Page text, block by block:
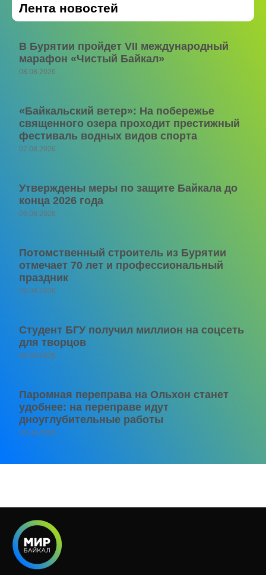
Лента новостей
В Бурятии пройдет VII международный
марафон «Чистый Байкал»
08.08.2026
«Байкальский ветер»: На побережье
священного озера проходит престижный
фестиваль водных видов спорта
07.08.2026
Утверждены меры по защите Байкала до
конца 2026 года
06.08.2026
Потомственный строитель из Бурятии
отмечает 70 лет и профессиональный
праздник
06.08.2026
Студент БГУ получил миллион на соцсеть
для творцов
06.08.2026
Паромная переправа на Ольхон станет
удобнее: на переправе идут
дноуглубительные работы
06.08.2026